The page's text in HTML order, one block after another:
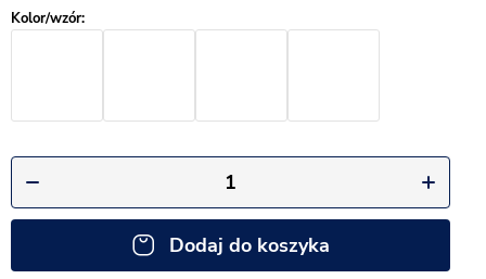
Dodaj do koszyka